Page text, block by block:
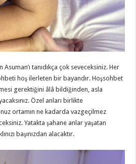
tanıdıkça çok seveceksiniz. Her
hoş ilerleten bir bayandır. Hoşsohbet
gerektiğini âlâ bildiğinden, asla
Özel anları birlikte
ortamın ne kadarda vazgeçilmez
Yatakta şahane anlar yaşatan
başınızdan alacaktır.